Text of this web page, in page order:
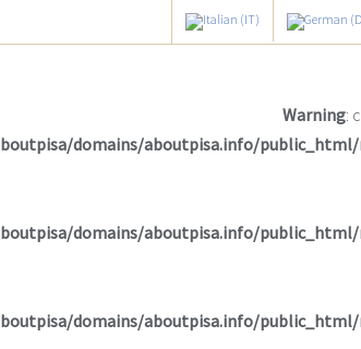
Warning:
domains/aboutpisa.info/
domains/aboutpisa.info/
domains/aboutpisa.info/